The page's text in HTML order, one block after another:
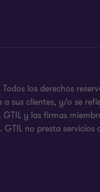
los derechos
sus clientes, y/o se
y las firmas
no presta